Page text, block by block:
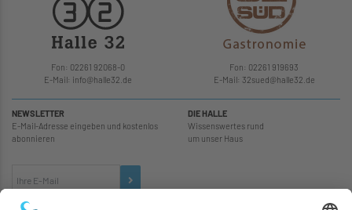
Fon: 02261 92068-0
E-Mail: info@halle32.de
Fon: 02261 919693
E-Mail: 32sued@halle32.de
NEWSLETTER
E-Mail-Adresse eingeben und kostenlos
abonnieren
DIE HALLE
Wissenswertes rund
um unser Haus